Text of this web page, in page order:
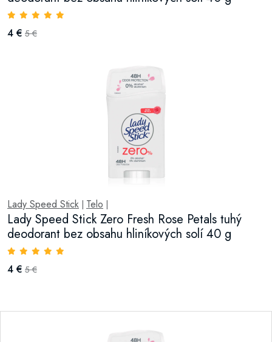
4 € 5 €
Lady Speed Stick Telo
Lady Speed Stick Zero Fresh Rose Petals tuhý
deodorant bez obsahu hliníkových solí 40 g
4 € 5 €